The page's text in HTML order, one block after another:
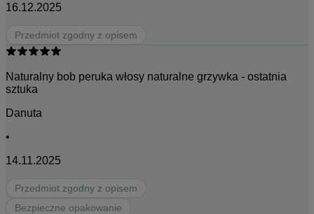
16.12.2025
Przedmiot zgodny z opisem
Naturalny bob peruka włosy naturalne grzywka - ostatnia
sztuka
Danuta
•
14.11.2025
Przedmiot zgodny z opisem
Bezpieczne opakowanie